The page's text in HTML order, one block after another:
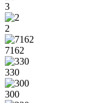
3
2
7162
330
300